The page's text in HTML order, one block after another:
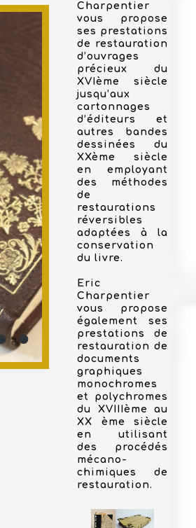
Charpentier
vous propose
ses prestations
de restauration
d’ouvrages
précieux du
XVIème siècle
jusqu’aux
cartonnages
d’éditeurs et
autres bandes
dessinées du
XXème siècle
en employant
des méthodes
de
restaurations
réversibles
adaptées à la
conservation
du livre.
Eric
Charpentier
vous propose
également ses
prestations de
restauration de
documents
graphiques
monochromes
et polychromes
du XVIIIème au
XX ème siècle
en utilisant
des procédés
mécano-
chimiques de
restauration.